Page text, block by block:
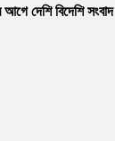
আগে দেশি বিদেশি সংবাদ